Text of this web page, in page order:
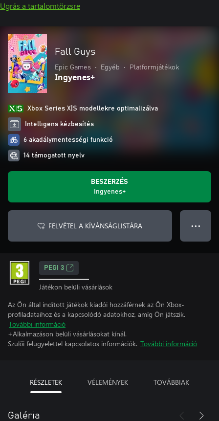
Ugrás a tartalomtörzsre
Fall Guys
Epic Games • Egyéb • Platformjátékok
Ingyenes+
Xbox Series X|S modellekre optimalizálva
Intelligens kézbesítés
6 akadálymentességi funkció
14 támogatott nyelv
BESZERZÉS
Ingyenes+
FELVÉTEL A KÍVÁNSÁGLISTÁRA ● ● ●
PEGI 3
Játékon belüli vásárlások
Az Ön által indított játékok kiadói hozzáférnek az Ön Xbox-
profiladataihoz és a kapcsolódó adatokhoz, amíg Ön játszik.
További információ
+Alkalmazáson belüli vásárlásokat kínál.
Szülői felügyelettel kapcsolatos információk. További információ
RÉSZLETEK VÉLEMÉNYEK TOVÁBBIAK
Galéria